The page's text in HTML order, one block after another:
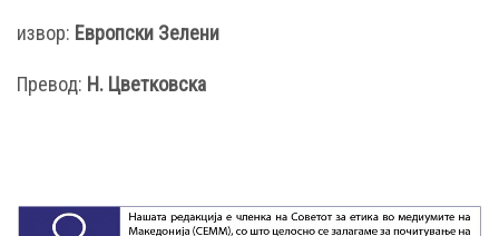
извор: Европски Зелени
Превод: Н. Цветковска